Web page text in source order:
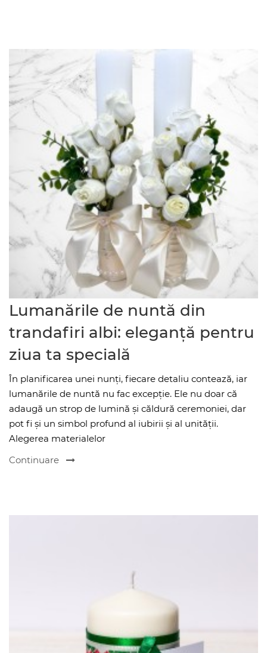
Lumanările de nuntă din
trandafiri albi: eleganță pentru
ziua ta specială
În planificarea unei nunți, fiecare detaliu contează, iar
lumanările de nuntă nu fac excepție. Ele nu doar că
adaugă un strop de lumină și căldură ceremoniei, dar
pot fi și un simbol profund al iubirii și al unității.
Alegerea materialelor
Continuare